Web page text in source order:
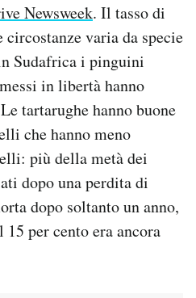
Newsweek. Il tasso di
circostanze varia da specie
Sudafrica i pinguini
in libertà hanno
tartarughe hanno buone
che hanno meno
più della metà dei
dopo una perdita di
dopo soltanto un anno,
per cento era ancora